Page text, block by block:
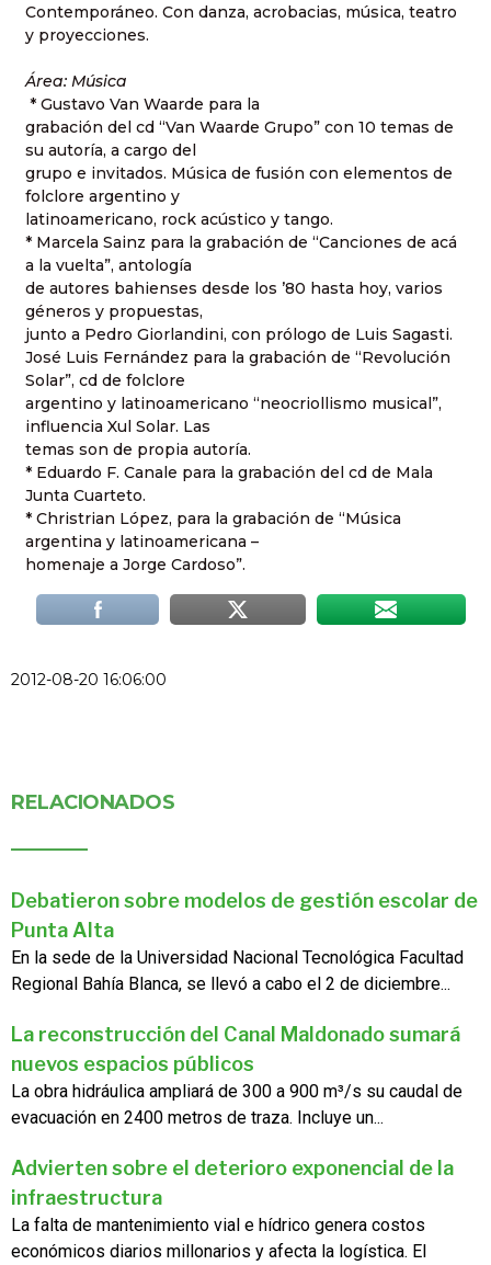
Contemporáneo. Con danza, acrobacias, música, teatro
y proyecciones.
Área: Música
* Gustavo Van Waarde para la
grabación del cd “Van Waarde Grupo” con 10 temas de
su autoría, a cargo del
grupo e invitados. Música de fusión con elementos de
folclore argentino y
latinoamericano, rock acústico y tango.
* Marcela Sainz para la grabación de “Canciones de acá
a la vuelta”, antología
de autores bahienses desde los ’80 hasta hoy, varios
géneros y propuestas,
junto a Pedro Giorlandini, con prólogo de Luis Sagasti.
José Luis Fernández para la grabación de “Revolución
Solar”, cd de folclore
argentino y latinoamericano “neocriollismo musical”,
influencia Xul Solar. Las
temas son de propia autoría.
* Eduardo F. Canale para la grabación del cd de Mala
Junta Cuarteto.
* Christrian López, para la grabación de “Música
argentina y latinoamericana –
homenaje a Jorge Cardoso”.
2012-08-20 16:06:00
RELACIONADOS
Debatieron sobre modelos de gestión escolar de
Punta Alta
En la sede de la Universidad Nacional Tecnológica Facultad
Regional Bahía Blanca, se llevó a cabo el 2 de diciembre...
La reconstrucción del Canal Maldonado sumará
nuevos espacios públicos
La obra hidráulica ampliará de 300 a 900 m³/s su caudal de
evacuación en 2400 metros de traza. Incluye un...
Advierten sobre el deterioro exponencial de la
infraestructura
La falta de mantenimiento vial e hídrico genera costos
económicos diarios millonarios y afecta la logística. El